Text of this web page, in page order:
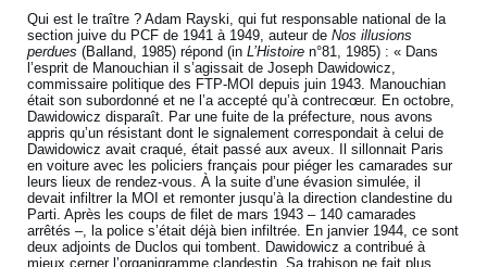
Qui est le traître ? Adam Rayski, qui fut responsable national de la
section juive du PCF de 1941 à 1949, auteur deNos illusions
perdues (Balland, 1985) répond (inL’Histoire n°81, 1985) : « Dans
l’esprit de Manouchian il s’agissait de Joseph Dawidowicz,
commissaire politique des FTP-MOI depuis juin 1943. Manouchian
était son subordonné et ne l’a accepté qu’à contrecœur. En octobre,
Dawidowicz disparaît. Par une fuite de la préfecture, nous avons
appris qu’un résistant dont le signalement correspondait à celui de
Dawidowicz avait craqué, était passé aux aveux. Il sillonnait Paris
en voiture avec les policiers français pour piéger les camarades sur
leurs lieux de rendez-vous. À la suite d’une évasion simulée, il
devait infiltrer la MOI et remonter jusqu’à la direction clandestine du
Parti. Après les coups de filet de mars 1943 – 140 camarades
arrêtés –, la police s’était déjà bien infiltrée. En janvier 1944, ce sont
deux adjoints de Duclos qui tombent. Dawidowicz a contribué à
mieux cerner l’organigramme clandestin. Sa trahison ne fait plus